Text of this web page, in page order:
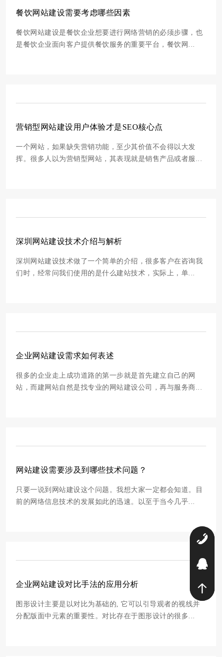
餐饮网站建设需要考虑哪些因素
餐饮网站建设是餐饮企业想要进行网络营销的必须步骤，也
是餐饮企业面向客户提供餐饮服务的重要平台，餐饮网...
营销型网站建设用户体验才是SEO核心点
一个网站，如果缺失营销功能，至少其价值不会得以大发
挥。很多人以为营销型网站，其表现就是销售产品或者服...
深圳网站建设技术介绍与解析
深圳网站建设技术做了一个简单的介绍，很多客户在咨询我
们时，经常问我们使用的是什么建站技术，实际上，单...
企业网站建设需求如何表述
很多的企业走上成功道路的第一步就是首先建立自己的网
站，而建网站自然是找专业的网站建设公司，再与服务商...
网站建设需要涉及到哪些技术问题？
只要一说到网站建设这个问题。我想大家一定都会知道。目
前的网络信息技术的发展如此的迅速。以至于当今几乎...
企业网站建设对比手法的应用分析
图形设计主要是以对比为基础的, 它可以引导观者的视线并
分配版面中元素的重要性。对比存在于图形设计的很多...